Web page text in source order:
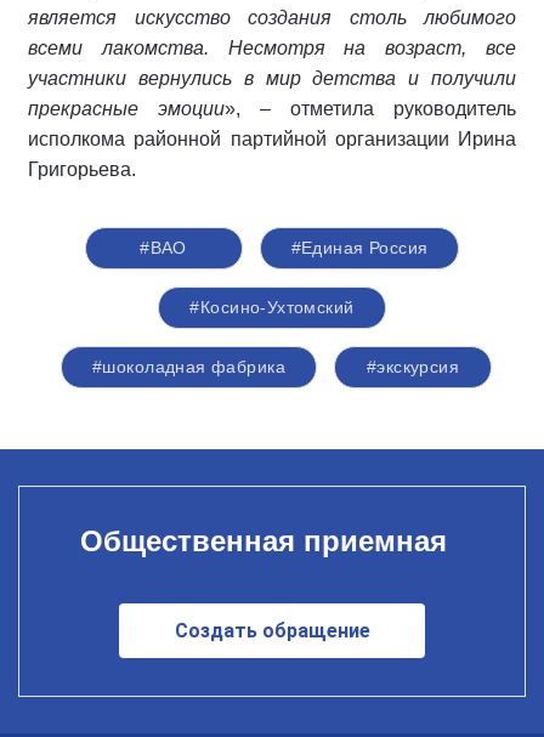
является искусство создания столь любимого
всеми лакомства. Несмотря на возраст, все
участники вернулись в мир детства и получили
прекрасные эмоции», – отметила руководитель
исполкома районной партийной организации Ирина
Григорьева.
#ВАО #Единая Россия
#Косино-Ухтомский
#шоколадная фабрика #экскурсия
Общественная приемная
Создать обращение